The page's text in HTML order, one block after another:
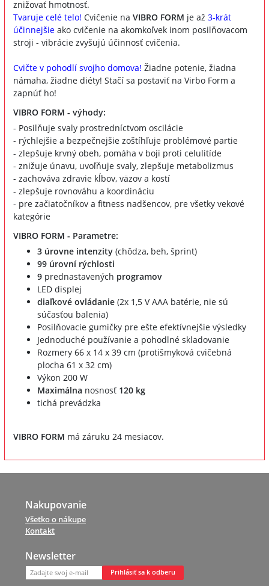
znižovať hmotnosť.
Tvaruje celé telo! Cvičenie na VIBRO FORM je až 3-krát
účinnejšie ako cvičenie na akomkoľvek inom posilňovacom
stroji - vibrácie zvyšujú účinnosť cvičenia.
Cvičte v pohodlí svojho domova! Žiadne potenie, žiadna
námaha, žiadne diéty! Stačí sa postaviť na Virbo Form a
zapnúť ho!
VIBRO FORM - výhody:
- Posilňuje svaly prostredníctvom oscilácie
- rýchlejšie a bezpečnejšie zoštíhľuje problémové partie
- zlepšuje krvný obeh, pomáha v boji proti celulitíde
- znižuje únavu, uvoľňuje svaly, zlepšuje metabolizmus
- zachováva zdravie kĺbov, väzov a kostí
- zlepšuje rovnováhu a koordináciu
- pre začiatočníkov a fitness nadšencov, pre všetky vekové
kategórie
VIBRO FORM - Parametre:
3 úrovne intenzity (chôdza, beh, šprint)
99 úrovní rýchlosti
9 prednastavených programov
LED displej
diaľkové ovládanie (2x 1,5 V AAA batérie, nie sú
súčasťou balenia)
Posilňovacie gumičky pre ešte efektívnejšie výsledky
Jednoduché používanie a pohodlné skladovanie
Rozmery 66 x 14 x 39 cm (protišmyková cvičebná
plocha 61 x 32 cm)
Výkon 200 W
Maximálna nosnosť 120 kg
tichá prevádzka
VIBRO FORM má záruku 24 mesiacov.
Nakupovanie
Všetko o nákupe
Kontakt
Newsletter
Prihlásiť sa k odberu